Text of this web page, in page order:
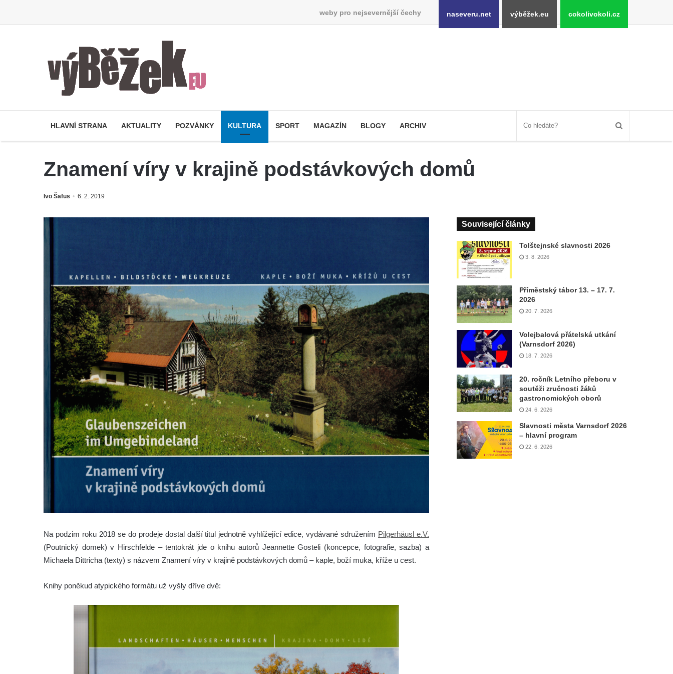
weby pro nejsevernější čechy naseveru.net výběžek.eu cokolivokoli.cz
HLAVNÍ STRANA AKTUALITY POZVÁNKY KULTURA SPORT MAGAZÍN BLOGY ARCHIV
Znamení víry v krajině podstávkových domů
Ivo Šafus 6. 2. 2019
Na podzim roku 2018 se do prodeje dostal další titul jednotně vyhlížející edice, vydávané sdružením Pilgerhäusl e.V.
(Poutnický domek) v Hirschfelde – tentokrát jde o knihu autorů Jeannette Gosteli (koncepce, fotografie, sazba) a
Michaela Dittricha (texty) s názvem Znamení víry v krajině podstávkových domů – kaple, boží muka, kříže u cest.
Knihy poněkud atypického formátu už vyšly dříve dvě:
Související články
Tolštejnské slavnosti 2026
3. 8. 2026
Příměstský tábor 13. – 17. 7.
2026
20. 7. 2026
Volejbalová přátelská utkání
(Varnsdorf 2026)
18. 7. 2026
20. ročník Letního přeboru v
soutěži zručnosti žáků
gastronomických oborů
24. 6. 2026
Slavnosti města Varnsdorf 2026
– hlavní program
22. 6. 2026